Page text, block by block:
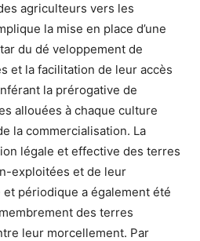
agriculteurs vers les
la mise en place d’une
du dé veloppement de
et la facilitation de leur accès
la prérogative de
allouées à chaque culture
la commercialisation. La
légale et effective des terres
exploitées et de leur
périodique a également été
des terres
leur morcellement. Par